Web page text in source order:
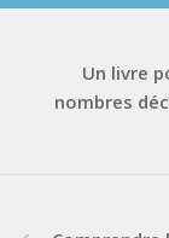
Un livre
nombres